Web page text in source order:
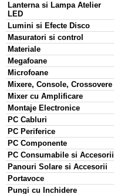
Lanterna si Lampa Atelier
LED
Lumini si Efecte Disco
Masuratori si control
Materiale
Megafoane
Microfoane
Mixere, Console, Crossovere
Mixer cu Amplificare
Montaje Electronice
PC Cabluri
PC Periferice
PC Componente
PC Consumabile si Accesorii
Panouri Solare si Accesorii
Portavoce
Pungi cu Inchidere